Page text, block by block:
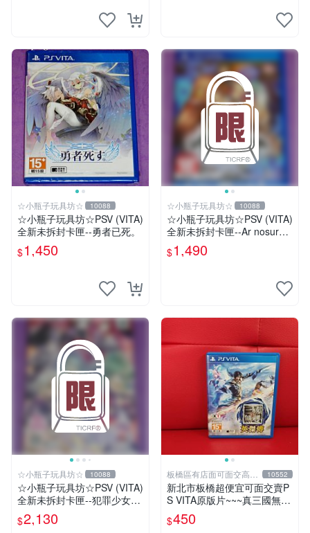
☆小瓶子玩具坊☆ 10088
☆小瓶子玩具坊☆PSV (VITA)
全新未拆封卡匣--勇者已死。
$1,450
☆小瓶子玩具坊☆ 10088
☆小瓶子玩具坊☆PSV (VITA)
全新未拆封卡匣--Ar nosurge
PLUS 獻給誕生之星的祈禱詩
$1,490
☆小瓶子玩具坊☆ 10088
☆小瓶子玩具坊☆PSV (VITA)
全新未拆封卡匣--犯罪少女2
《Criminal Girls 2》限定版
(日版)
$2,130
板橋區有店面可面交高價
回收電玩
10552
新北市板橋超便宜可面交賣P
S VITA原版片~~~真三國無雙
英傑傳 中文版~~~實體店面可
面交
$450